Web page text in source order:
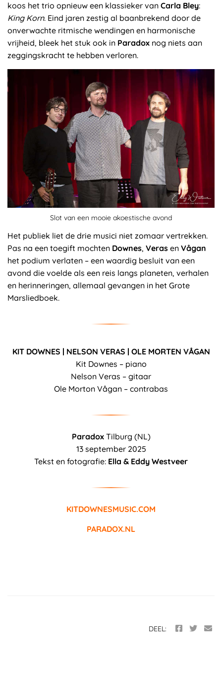
koos het trio opnieuw een klassieker van Carla Bley:
King Korn. Eind jaren zestig al baanbrekend door de
onverwachte ritmische wendingen en harmonische
vrijheid, bleek het stuk ook in Paradox nog niets aan
zeggingskracht te hebben verloren.
Slot van een mooie akoestische avond
Het publiek liet de drie musici niet zomaar vertrekken.
Pas na een toegift mochten Downes, Veras en Vågan
het podium verlaten – een waardig besluit van een
avond die voelde als een reis langs planeten, verhalen
en herinneringen, allemaal gevangen in het Grote
Marsliedboek.
KIT DOWNES | NELSON VERAS | OLE MORTEN VÅGAN
Kit Downes – piano
Nelson Veras – gitaar
Ole Morton Vågan – contrabas
ParadoxTilburg (NL)
13 september 2025
Tekst en fotografie: Ella & Eddy Westveer
KITDOWNESMUSIC.COM
PARADOX.NL
DEEL: